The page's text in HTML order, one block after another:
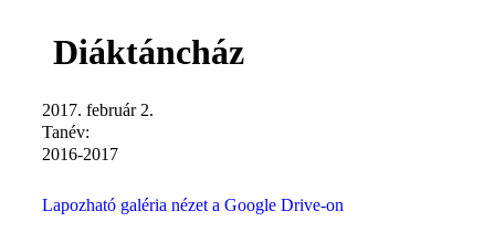
Diáktáncház
2017. február 2.
Tanév:
2016-2017
Lapozható galéria nézet a Google Drive-on